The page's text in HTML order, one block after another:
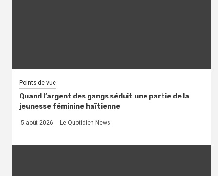
Points de vue
Quand l’argent des gangs séduit une partie de la
jeunesse féminine haïtienne
5 août 2026 Le Quotidien News